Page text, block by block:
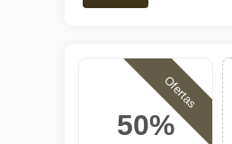
50%
Ofertas